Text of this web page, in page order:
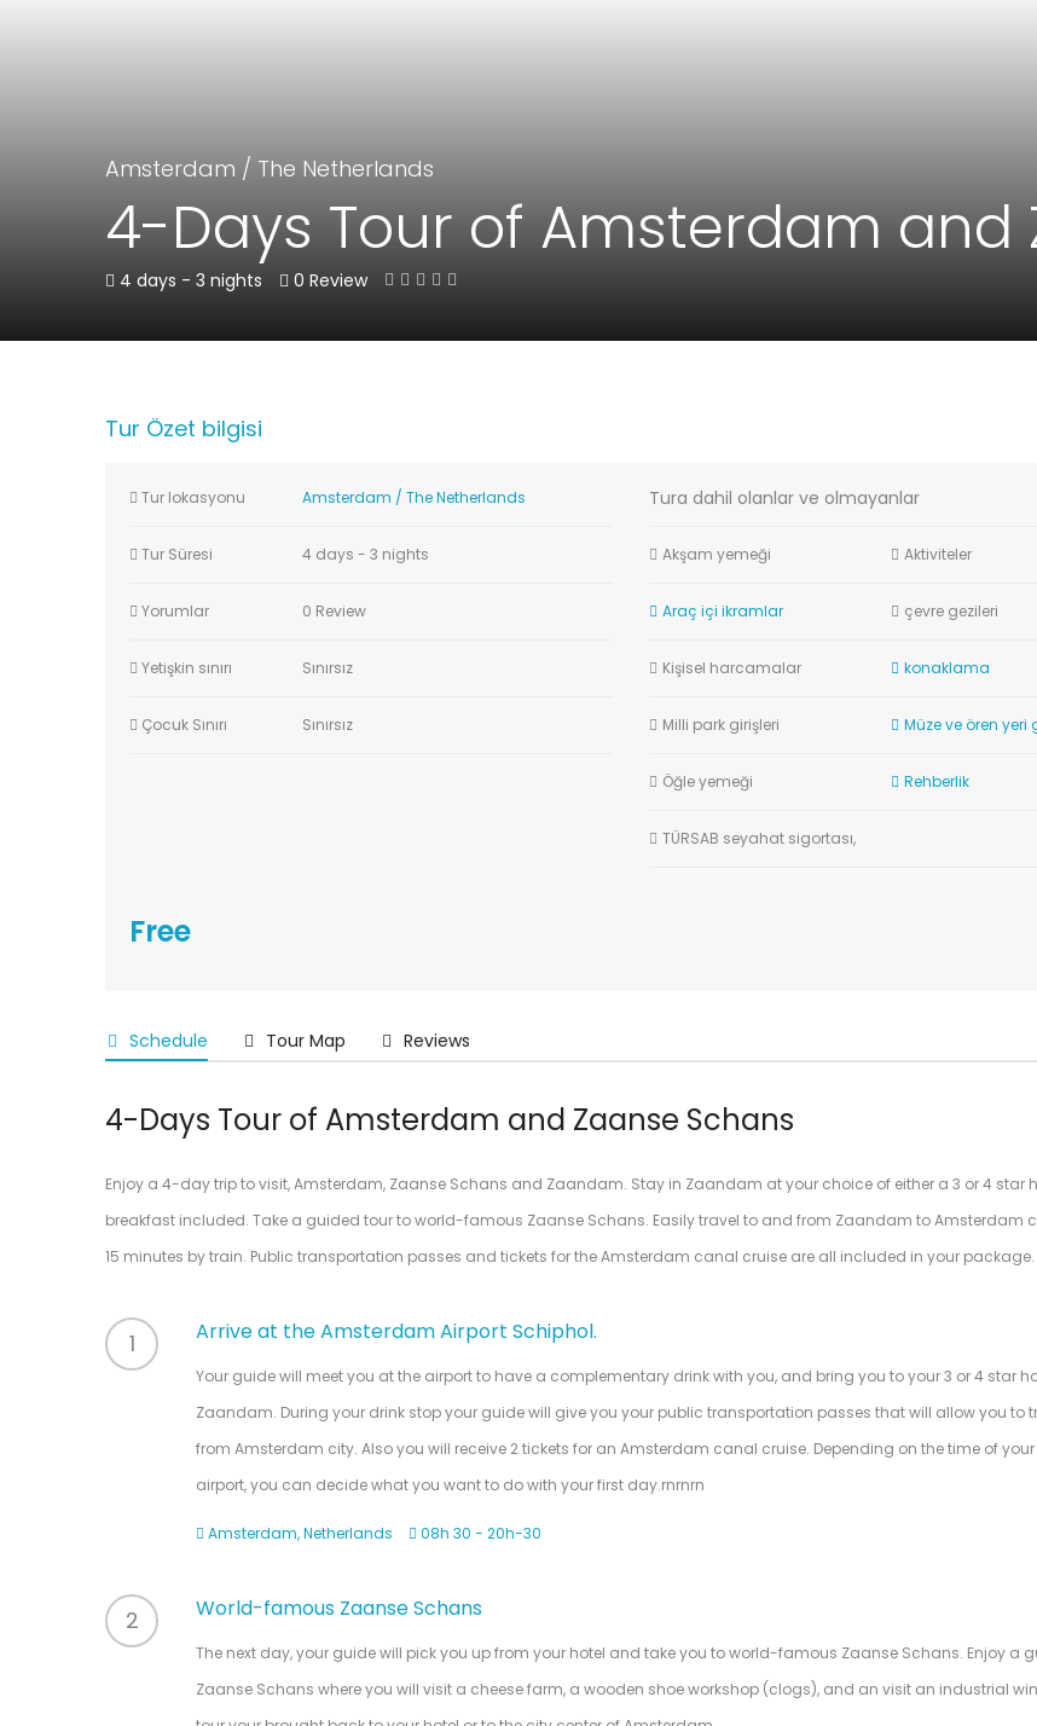
Amsterdam / The Netherlands
4-Days Tour of Amsterdam and
4 days - 3 nights 0 Review
Tur Özet bilgisi
Tur lokasyonu Amsterdam / The Netherlands
Tur Süresi 4 days - 3 nights
Yorumlar 0 Review
Yetişkin sınırı Sınırsız
Çocuk Sınırı Sınırsız
Tura dahil olanlar ve olmayanlar
Akşam yemeği Aktiviteler
Araç içi ikramlar çevre gezileri
Kişisel harcamalar konaklama
Milli park girişleri Müze ve ören yeri
Öğle yemeği Rehberlik
TÜRSAB seyahat sigortası,
Free
Schedule Tour Map Reviews
4-Days Tour of Amsterdam and Zaanse Schans
Enjoy a 4-day trip to visit, Amsterdam, Zaanse Schans and Zaandam. Stay in Zaandam at your choice of either a 3 or 4 star
breakfast included. Take a guided tour to world-famous Zaanse Schans. Easily travel to and from Zaandam to Amsterdam
15 minutes by train. Public transportation passes and tickets for the Amsterdam canal cruise are all included in your package.
1 Arrive at the Amsterdam Airport Schiphol.
Your guide will meet you at the airport to have a complementary drink with you, and bring you to your 3 or 4 star
Zaandam. During your drink stop your guide will give you your public transportation passes that will allow you to
from Amsterdam city. Also you will receive 2 tickets for an Amsterdam canal cruise. Depending on the time of
airport, you can decide what you want to do with your first day.rnrnrn
Amsterdam, Netherlands 08h 30 - 20h-30
2 World-famous Zaanse Schans
The next day, your guide will pick you up from your hotel and take you to world-famous Zaanse Schans. Enjoy a
Zaanse Schans where you will visit a cheese farm, a wooden shoe workshop (clogs), and an visit an industrial